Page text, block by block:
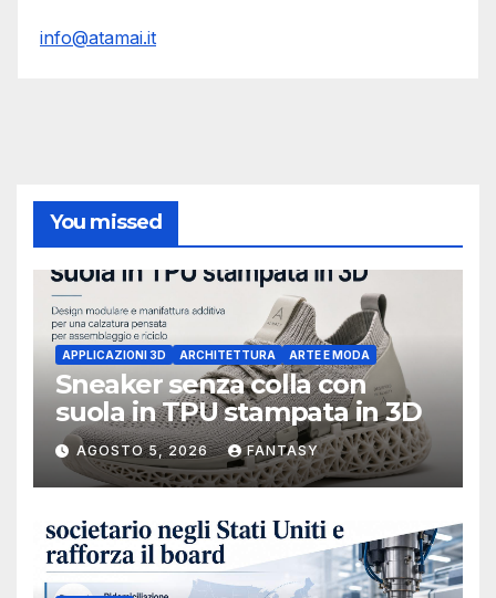
info@atamai.it
You missed
APPLICAZIONI 3D ARCHITETTURA ARTE E MODA
Sneaker senza colla con
suola in TPU stampata in 3D
AGOSTO 5, 2026 FANTASY